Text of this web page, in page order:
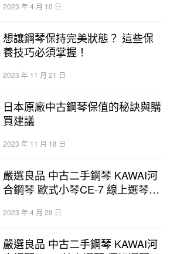
店
2023 年 4 月 10 日
想讓鋼琴保持完美狀態？ 這些保
養技巧必須掌握！
2023 年 11 月 21 日
日本原廠中古鋼琴保值的秘訣與購
買建議
2023 年 11 月 18 日
嚴選良品 中古二手鋼琴 KAWAI河
合鋼琴 歐式小琴CE-7 線上選琴
年終身保修
2023 年 4 月 29 日
嚴選良品 中古二手鋼琴 KAWAI河